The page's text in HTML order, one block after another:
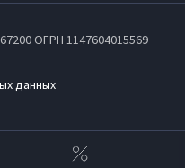
ОГРН 1147604015569
данных